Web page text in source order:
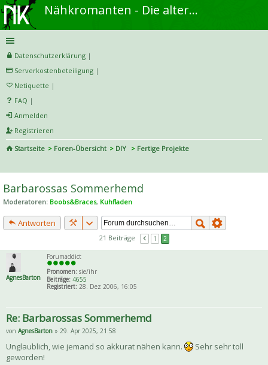
Nähkromanten - Die alternative Näh- und DIY-Community
Datenschutzerklärung |
Serverkostenbeteiligung |
Netiquette |
FAQ |
Anmelden
Registrieren
Startseite
Foren-Übersicht DIY
Fertige Projekte
he
Barbarossas Sommerhemd
Moderatoren: Boobs&Braces, Kuhfladen
Antworten
21 Beiträge 1 2
AgnesBarton
Forumaddict
Pronomen: sie/ihr
Beiträge: 4655
Registriert: 28. Dez 2006, 16:05
Re: Barbarossas Sommerhemd
von AgnesBarton » 29. Apr 2025, 21:58
Unglaublich, wie jemand so akkurat nähen kann.
Sehr sehr toll
geworden!